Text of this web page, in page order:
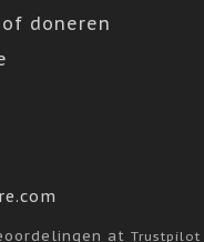
doneren
at Trustpilot